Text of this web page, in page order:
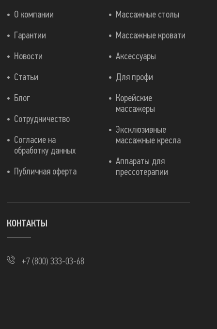
Массажные столы
Массажные кровати
Аксессуары
Для профи
Корейские
массажеры
Эксклюзивные
массажные кресла
Аппараты для
прессотерапии
О компании
Гарантии
Новости
Статьи
Блог
Сотрудничество
Согласие на
обработку данных
Публичная оферта
КОНТАКТЫ
+7 (800) 333-03-68